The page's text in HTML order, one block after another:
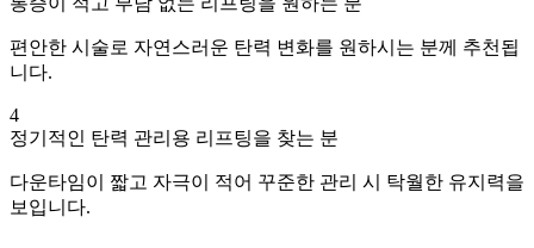
편안한 시술로 자연스러운 탄력 변화를 원하시는 분께 추천됩
니다.
4
정기적인 탄력 관리용 리프팅을 찾는 분
다운타임이 짧고 자극이 적어 꾸준한 관리 시 탁월한 유지력을
보입니다.